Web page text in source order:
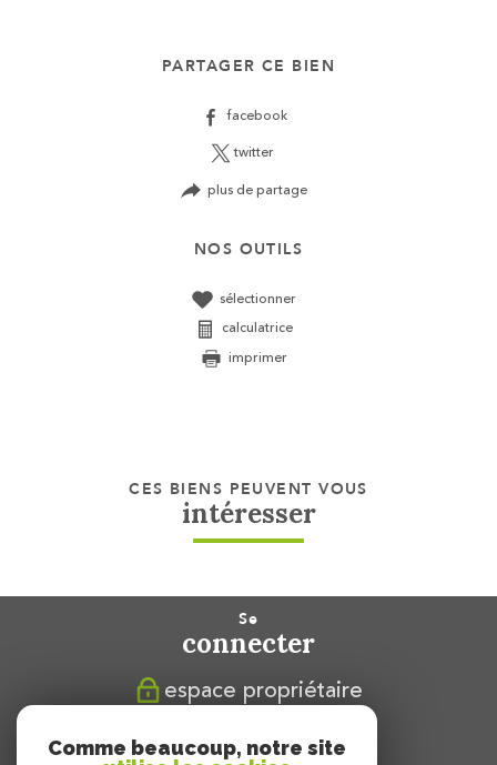
PARTAGER CE BIEN
facebook
twitter
plus de partage
NOS OUTILS
sélectionner
calculatrice
imprimer
CES BIENS PEUVENT VOUS
intéresser
se
connecter
espace propriétaire
nous
Comme beaucoup, notre site